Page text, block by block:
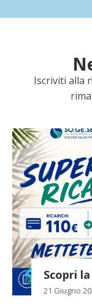
Iscriviti alla
Scopri
21 Giugno